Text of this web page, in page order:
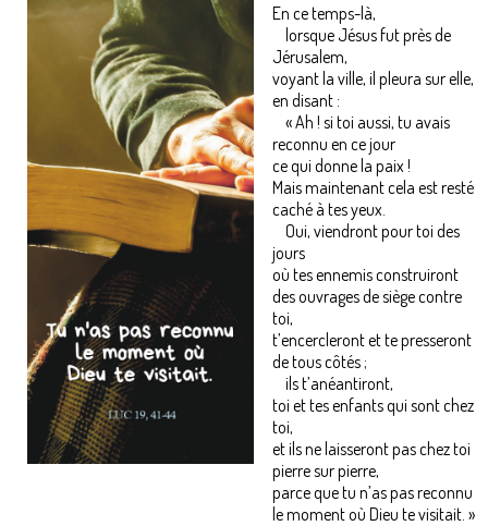
En ce temps-là,
lorsque Jésus fut près de
Jérusalem,
voyant la ville, il pleura sur elle,
en disant :
« Ah ! si toi aussi, tu avais
reconnu en ce jour
ce qui donne la paix !
Mais maintenant cela est resté
caché à tes yeux.
Oui, viendront pour toi des
jours
où tes ennemis construiront
des ouvrages de siège contre
toi,
t’encercleront et te presseront
de tous côtés ;
ils t’anéantiront,
toi et tes enfants qui sont chez
toi,
et ils ne laisseront pas chez toi
pierre sur pierre,
parce que tu n’as pas reconnu
le moment où Dieu te visitait. »